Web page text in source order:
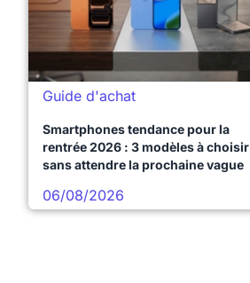
Guide d'achat
Smartphones tendance pour la
rentrée 2026 : 3 modèles à choisir
sans attendre la prochaine vague
06/08/2026